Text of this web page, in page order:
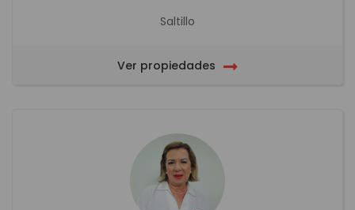
Saltillo
Ver propiedades